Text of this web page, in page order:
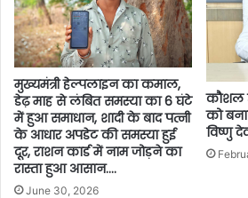
मुख्यमंत्री हेल्पलाइन का कमाल,
डेढ़ माह से लंबित समस्या का 6 घंटे
में हुआ समाधान, शादी के बाद पत्नी
के आधार अपडेट की समस्या हुई
दूर, राशन कार्ड में नाम जोड़ने का
रास्ता हुआ आसान….
June 30, 2026
कौशल
को
विष्णु